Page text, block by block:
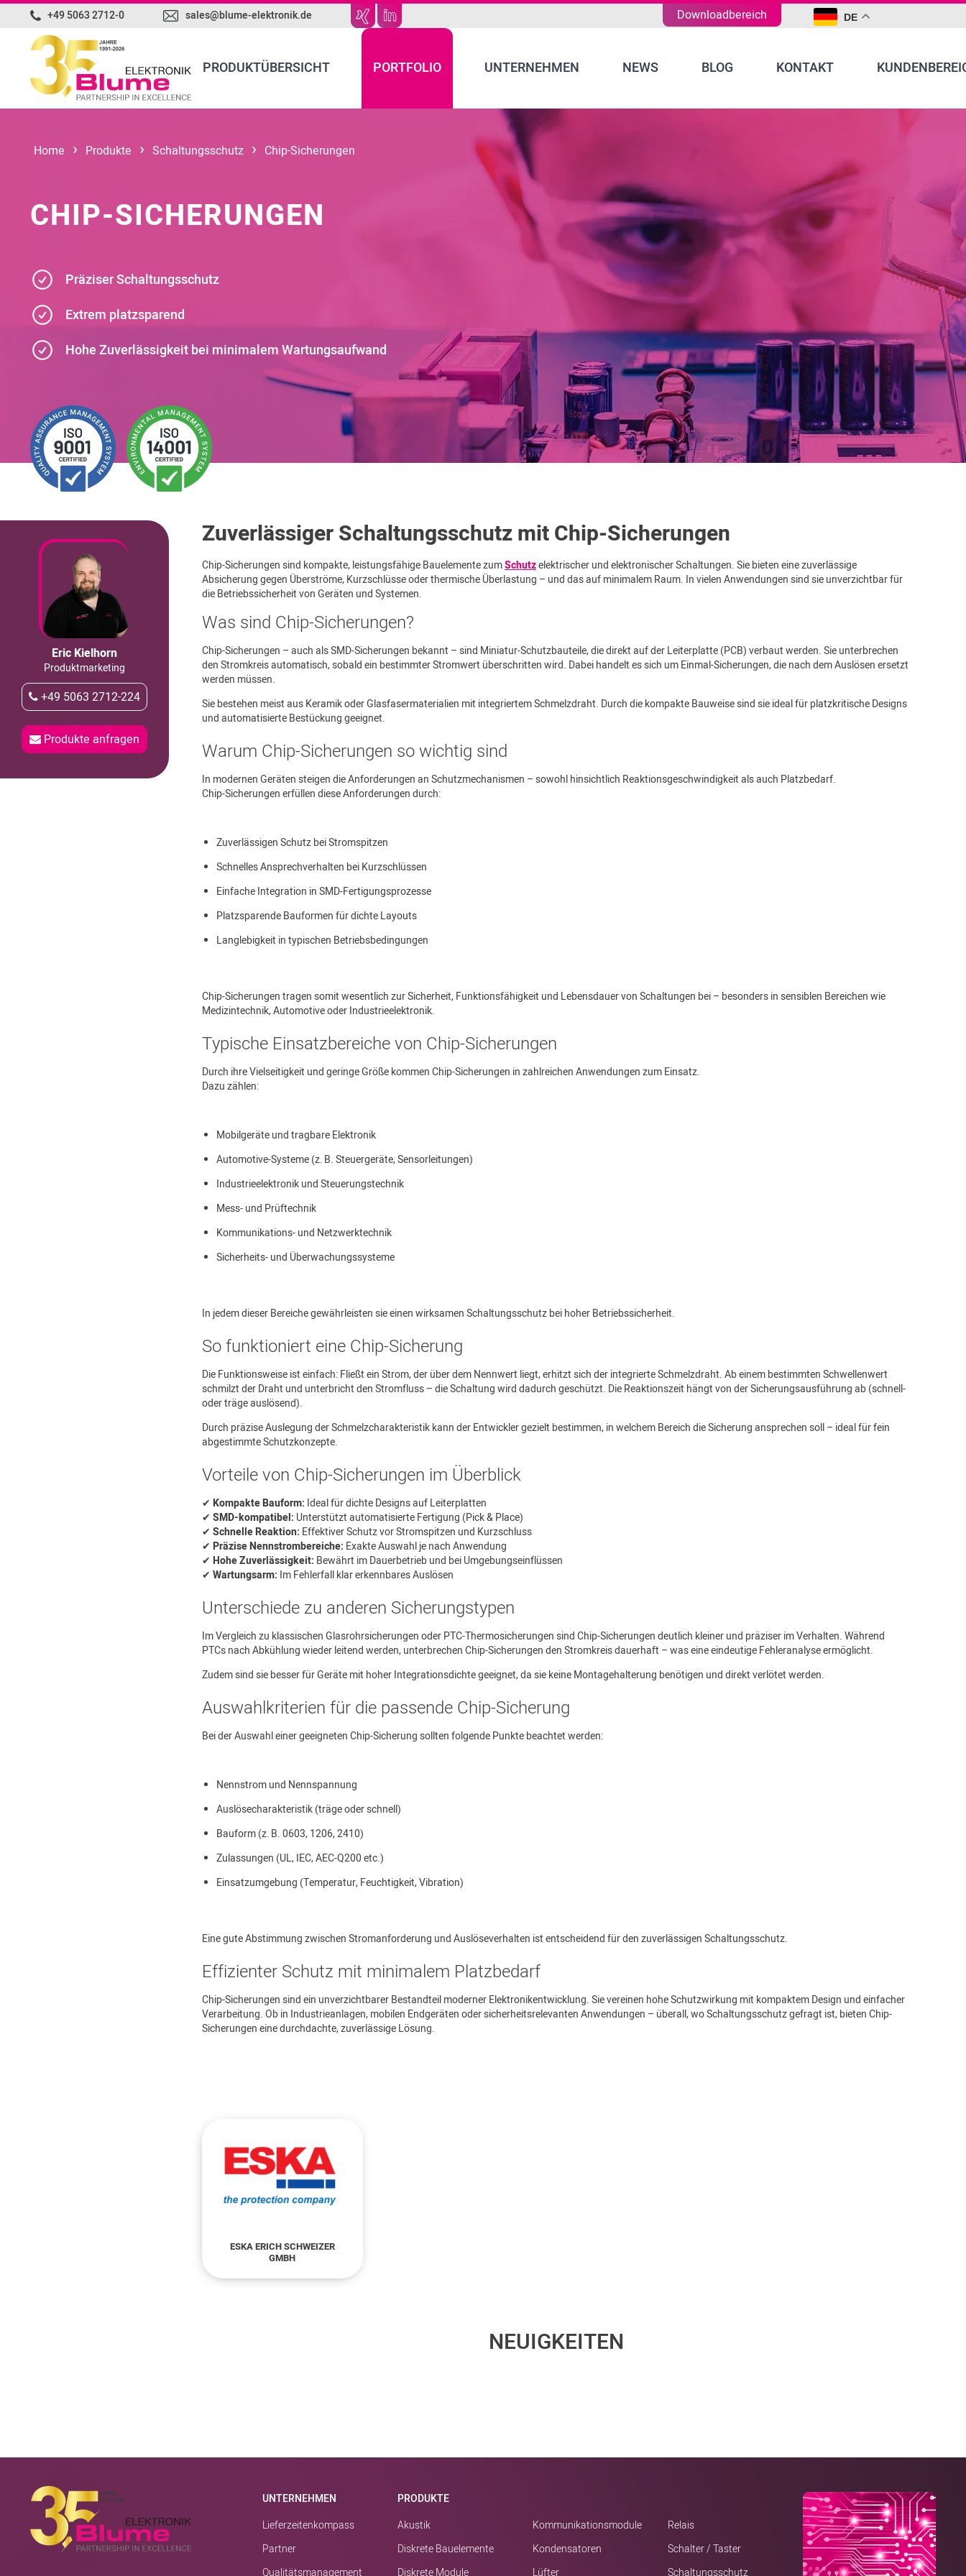
+49 5063 2712-0 sales@blume-elektronik.de Downloadbereich DE
PRODUKTÜBERSICHT PORTFOLIO UNTERNEHMEN NEWS BLOG KONTAKT
Home › Produkte › Schaltungsschutz › Chip-Sicherungen
CHIP-SICHERUNGEN
Präziser Schaltungsschutz
Extrem platzsparend
Hohe Zuverlässigkeit bei minimalem Wartungsaufwand
Eric Kielhorn
Produktmarketing
+49 5063 2712-224
Produkte anfragen
Zuverlässiger Schaltungsschutz mit Chip-Sicherungen
Chip-Sicherungen sind kompakte, leistungsfähige Bauelemente zumSchutzelektrischer und elektronischer Schaltungen. Sie bieten eine zuverlässige
Absicherung gegen Überströme, Kurzschlüsse oder thermische Überlastung – und das auf minimalem Raum. In vielen Anwendungen sind sie unverzichtbar für
die Betriebssicherheit von Geräten und Systemen.
Was sind Chip-Sicherungen?
Chip-Sicherungen – auch als SMD-Sicherungen bekannt – sind Miniatur-Schutzbauteile, die direkt auf der Leiterplatte (PCB) verbaut werden. Sie unterbrechen
den Stromkreis automatisch, sobald ein bestimmter Stromwert überschritten wird. Dabei handelt es sich um Einmal-Sicherungen, die nach dem Auslösen ersetzt
werden müssen.
Sie bestehen meist aus Keramik oder Glasfasermaterialien mit integriertem Schmelzdraht. Durch die kompakte Bauweise sind sie ideal für platzkritische Designs
und automatisierte Bestückung geeignet.
Warum Chip-Sicherungen so wichtig sind
In modernen Geräten steigen die Anforderungen an Schutzmechanismen – sowohl hinsichtlich Reaktionsgeschwindigkeit als auch Platzbedarf.
Chip-Sicherungen erfüllen diese Anforderungen durch:
Zuverlässigen Schutz bei Stromspitzen
Schnelles Ansprechverhalten bei Kurzschlüssen
Einfache Integration in SMD-Fertigungsprozesse
Platzsparende Bauformen für dichte Layouts
Langlebigkeit in typischen Betriebsbedingungen
Chip-Sicherungen tragen somit wesentlich zur Sicherheit, Funktionsfähigkeit und Lebensdauer von Schaltungen bei – besonders in sensiblen Bereichen wie
Medizintechnik, Automotive oder Industrieelektronik.
Typische Einsatzbereiche von Chip-Sicherungen
Durch ihre Vielseitigkeit und geringe Größe kommen Chip-Sicherungen in zahlreichen Anwendungen zum Einsatz.
Dazu zählen:
Mobilgeräte und tragbare Elektronik
Automotive-Systeme (z. B. Steuergeräte, Sensorleitungen)
Industrieelektronik und Steuerungstechnik
Mess- und Prüftechnik
Kommunikations- und Netzwerktechnik
Sicherheits- und Überwachungssysteme
In jedem dieser Bereiche gewährleisten sie einen wirksamen Schaltungsschutz bei hoher Betriebssicherheit.
So funktioniert eine Chip-Sicherung
Die Funktionsweise ist einfach: Fließt ein Strom, der über dem Nennwert liegt, erhitzt sich der integrierte Schmelzdraht. Ab einem bestimmten Schwellenwert
schmilzt der Draht und unterbricht den Stromfluss – die Schaltung wird dadurch geschützt. Die Reaktionszeit hängt von der Sicherungsausführung ab (schnell-
oder träge auslösend).
Durch präzise Auslegung der Schmelzcharakteristik kann der Entwickler gezielt bestimmen, in welchem Bereich die Sicherung ansprechen soll – ideal für fein
abgestimmte Schutzkonzepte.
Vorteile von Chip-Sicherungen im Überblick
✔ Kompakte Bauform: Ideal für dichte Designs auf Leiterplatten
✔ SMD-kompatibel: Unterstützt automatisierte Fertigung (Pick & Place)
✔ Schnelle Reaktion: Effektiver Schutz vor Stromspitzen und Kurzschluss
✔ Präzise Nennstrombereiche: Exakte Auswahl je nach Anwendung
✔ Hohe Zuverlässigkeit: Bewährt im Dauerbetrieb und bei Umgebungseinflüssen
✔ Wartungsarm: Im Fehlerfall klar erkennbares Auslösen
Unterschiede zu anderen Sicherungstypen
Im Vergleich zu klassischen Glasrohrsicherungen oder PTC-Thermosicherungen sind Chip-Sicherungen deutlich kleiner und präziser im Verhalten. Während
PTCs nach Abkühlung wieder leitend werden, unterbrechen Chip-Sicherungen den Stromkreis dauerhaft – was eine eindeutige Fehleranalyse ermöglicht.
Zudem sind sie besser für Geräte mit hoher Integrationsdichte geeignet, da sie keine Montagehalterung benötigen und direkt verlötet werden.
Auswahlkriterien für die passende Chip-Sicherung
Bei der Auswahl einer geeigneten Chip-Sicherung sollten folgende Punkte beachtet werden:
Nennstrom und Nennspannung
Auslösecharakteristik (träge oder schnell)
Bauform (z. B. 0603, 1206, 2410)
Zulassungen (UL, IEC, AEC-Q200 etc.)
Einsatzumgebung (Temperatur, Feuchtigkeit, Vibration)
Eine gute Abstimmung zwischen Stromanforderung und Auslöseverhalten ist entscheidend für den zuverlässigen Schaltungsschutz.
Effizienter Schutz mit minimalem Platzbedarf
Chip-Sicherungen sind ein unverzichtbarer Bestandteil moderner Elektronikentwicklung. Sie vereinen hohe Schutzwirkung mit kompaktem Design und einfacher
Verarbeitung. Ob in Industrieanlagen, mobilen Endgeräten oder sicherheitsrelevanten Anwendungen – überall, wo Schaltungsschutz gefragt ist, bieten Chip-
Sicherungen eine durchdachte, zuverlässige Lösung.
ESKA ERICH SCHWEIZER
GMBH
NEUIGKEITEN
UNTERNEHMEN
Lieferzeitenkompass
Partner
Qualitätsmanagement
PRODUKTE
Akustik
Diskrete Bauelemente
Diskrete Module
Kommunikationsmodule
Kondensatoren
Lüfter
Relais
Schalter / Taster
Schaltungsschutz